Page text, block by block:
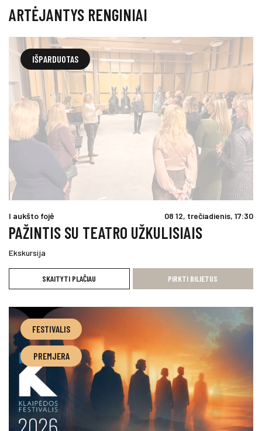
ARTĖJANTYS RENGINIAI
IŠPARDUOTAS
I aukšto fojė 08 12, trečiadienis, 17:30
PAŽINTIS SU TEATRO UŽKULISIAIS
Ekskursija
SKAITYTI PLAČIAU PIRKTI BILIETUS
FESTIVALIS
PREMJERA